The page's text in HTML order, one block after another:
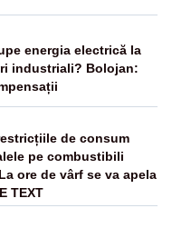
energia electrică la
industriali? Bolojan:
de consum
pe combustibili
ore de vârf se va apela
TEXT